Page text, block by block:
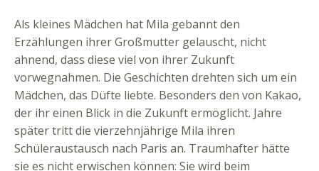
Als kleines Mädchen hat Mila gebannt den
Erzählungen ihrer Großmutter gelauscht, nicht
ahnend, dass diese viel von ihrer Zukunft
vorwegnahmen. Die Geschichten drehten sich um ein
Mädchen, das Düfte liebte. Besonders den von Kakao,
der ihr einen Blick in die Zukunft ermöglicht. Jahre
später tritt die vierzehnjährige Mila ihren
Schüleraustausch nach Paris an. Traumhafter hätte
sie es nicht erwischen können: Sie wird beim